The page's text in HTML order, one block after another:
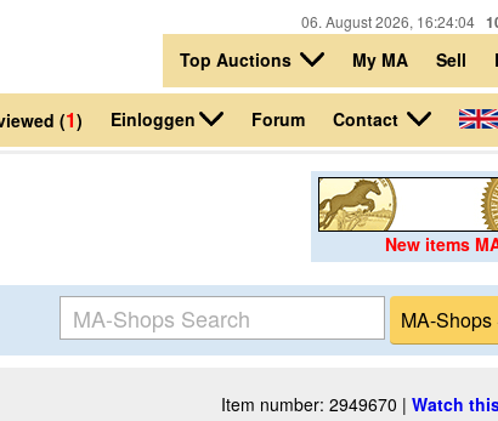
06. August 2026, 16:24:04
Top Auctions My MA Sell
(1) Einloggen Forum Contact
New items
Item number: 2949670 | Watch